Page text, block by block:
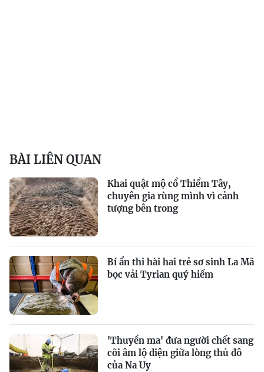
BÀI LIÊN QUAN
Khai quật mộ cổ Thiểm Tây,
chuyên gia rùng mình vì cảnh
tượng bên trong
Bí ẩn thi hài hai trẻ sơ sinh La Mã
bọc vải Tyrian quý hiếm
'Thuyền ma' đưa người chết sang
cõi âm lộ diện giữa lòng thủ đô
của Na Uy